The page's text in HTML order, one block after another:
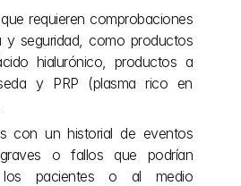
requieren comprobaciones
y seguridad, como productos
hialurónico, productos a
y PRP (plasma rico en
con un historial de eventos
o fallos que podrían
pacientes o al medio